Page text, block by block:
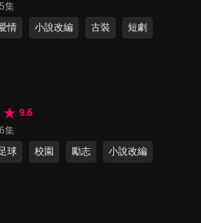
集
情 小說改編 古裝 短劇
9.6
集
球 校園 勵志 小說改編